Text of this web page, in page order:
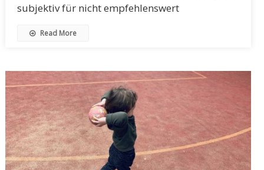
subjektiv für nicht empfehlenswert
Read More